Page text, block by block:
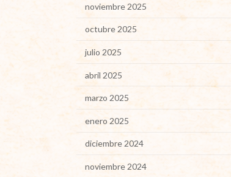
noviembre 2025
octubre 2025
julio 2025
abril 2025
marzo 2025
enero 2025
diciembre 2024
noviembre 2024